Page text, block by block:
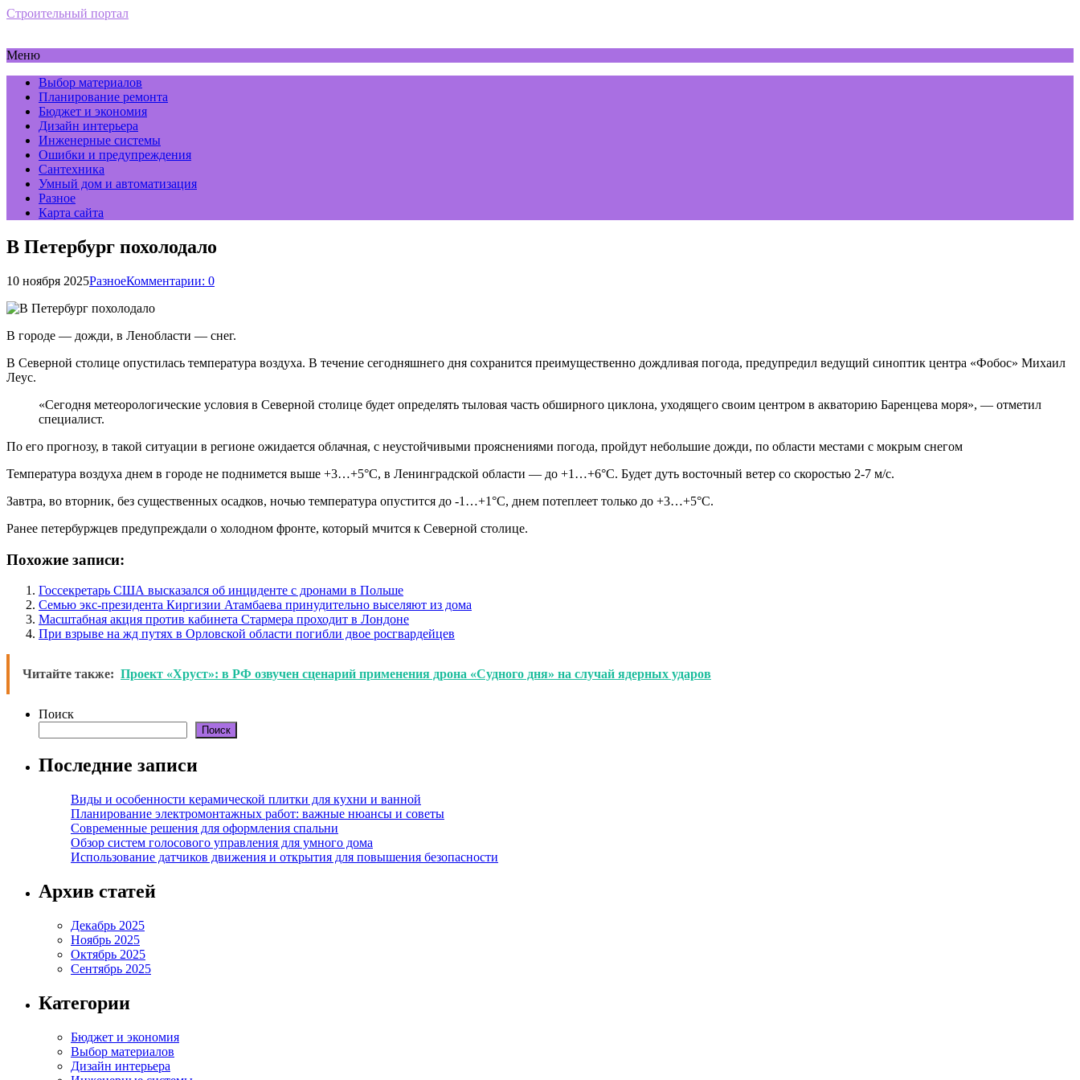
Строительный портал
Меню
Выбор материалов
Планирование ремонта
Бюджет и экономия
Дизайн интерьера
Инженерные системы
Ошибки и предупреждения
Сантехника
Умный дом и автоматизация
Разное
Карта сайта
В Петербург похолодало
10 ноября 2025РазноеКомментарии: 0
В городе — дожди, в Ленобласти — снег.
В Северной столице опустилась температура воздуха. В течение сегодняшнего дня сохранится преимущественно дождливая погода, предупредил ведущий синоптик центра «Фобос» Михаил
Леус.
«Сегодня метеорологические условия в Северной столице будет определять тыловая часть обширного циклона, уходящего своим центром в акваторию Баренцева моря», — отметил
специалист.
По его прогнозу, в такой ситуации в регионе ожидается облачная, с неустойчивыми прояснениями погода, пройдут небольшие дожди, по области местами с мокрым снегом
Температура воздуха днем в городе не поднимется выше +3…+5°С, в Ленинградской области — до +1…+6°С. Будет дуть восточный ветер со скоростью 2-7 м/с.
Завтра, во вторник, без существенных осадков, ночью температура опустится до -1…+1°С, днем потеплеет только до +3…+5°С.
Ранее петербуржцев предупреждали о холодном фронте, который мчится к Северной столице.
Похожие записи:
Госсекретарь США высказался об инциденте с дронами в Польше
Семью экс-президента Киргизии Атамбаева принудительно выселяют из дома
Масштабная акция против кабинета Стармера проходит в Лондоне
При взрыве на жд путях в Орловской области погибли двое росгвардейцев
Читайте также: Проект «Хруст»: в РФ озвучен сценарий применения дрона «Судного дня» на случай ядерных ударов
Поиск
Поиск
Последние записи
Виды и особенности керамической плитки для кухни и ванной
Планирование электромонтажных работ: важные нюансы и советы
Современные решения для оформления спальни
Обзор систем голосового управления для умного дома
Использование датчиков движения и открытия для повышения безопасности
Архив статей
Декабрь 2025
Ноябрь 2025
Октябрь 2025
Сентябрь 2025
Категории
Бюджет и экономия
Выбор материалов
Дизайн интерьера